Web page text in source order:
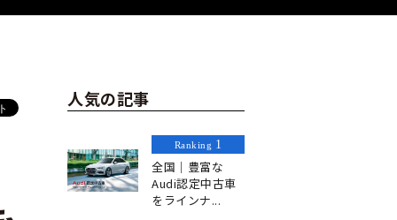
人気の記事
Ranking 1
全国｜豊富な
Audi認定中古車
をラインナ...